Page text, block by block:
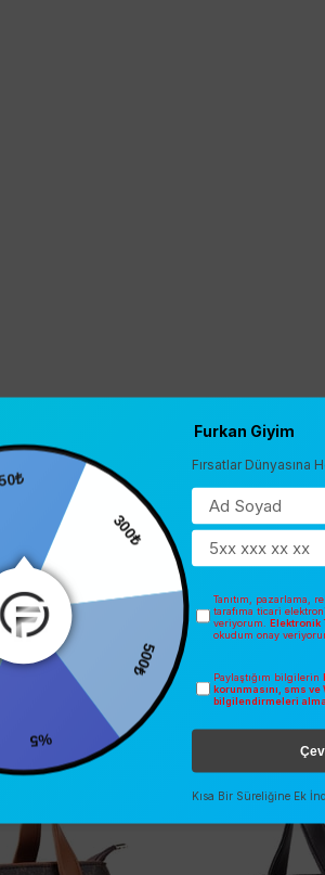
SEZONSUZ İNDIRIM
ÜCRETSIZ KARGO
150₺
300₺
500₺
Furkan Giyim
Fırsatlar Dünyasına
Tanıtım, pazarlama,
tarafıma ticari
veriyorum. Elektronik
okudum onay
Paylaştığım bilgilerin
korunmasını, sms
bilgilendirmeleri
Kısa Bir Süreliğine Ek